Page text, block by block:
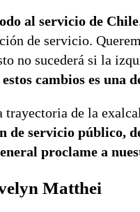
al servicio de Chile
de servicio.
no sucederá si la
cambios es una
trayectoria de la
de servicio público,
proclame a
Matthei